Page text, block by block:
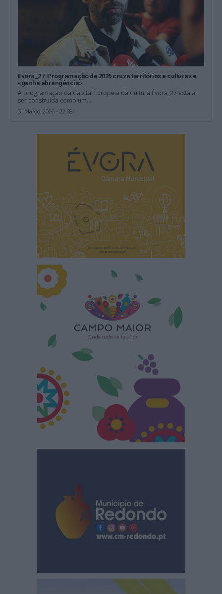
Évora_27: Programação de 2026 cruza territórios e culturas e
«ganha abrangência»
A programação da Capital Europeia da Cultura Évora_27 está a
ser construída como um...
31 Março, 2026 - 22:58